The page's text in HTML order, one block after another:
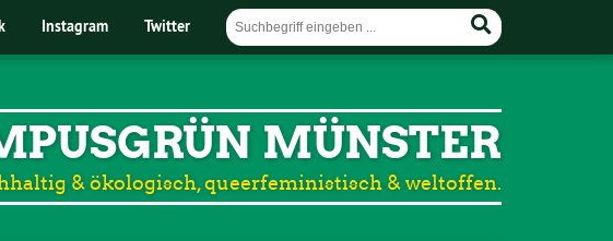
Instagram Twitter
MÜNSTER
& ökologisch, queerfeministisch & weltoffen.